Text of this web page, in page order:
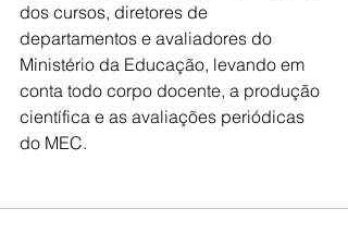
dos cursos, diretores de
departamentos e avaliadores do
Ministério da Educação, levando em
conta todo corpo docente, a produção
científica e as avaliações periódicas
do MEC.